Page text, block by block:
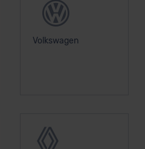
Volkswagen